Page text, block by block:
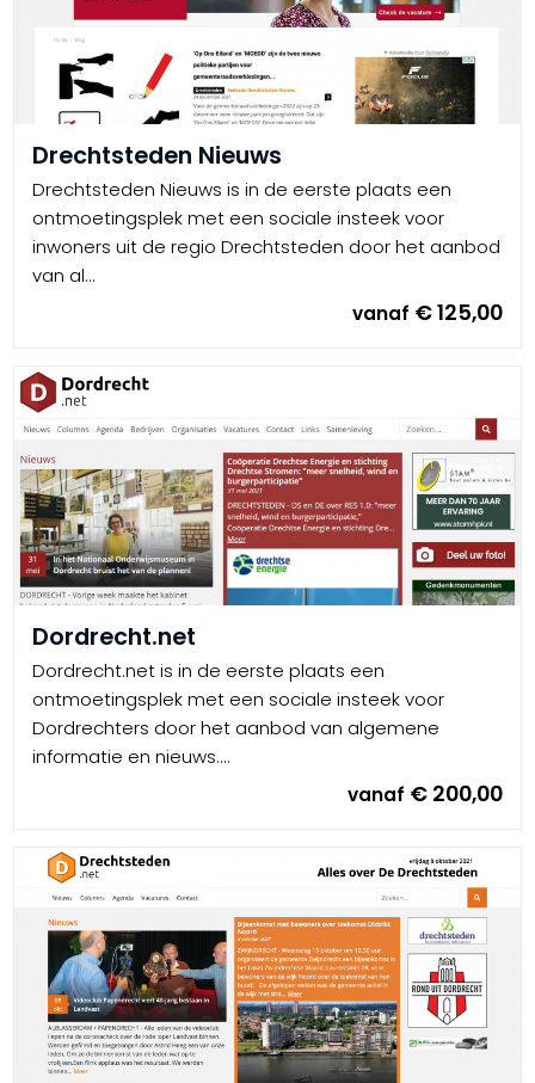
Drechtsteden Nieuws
Drechtsteden Nieuws is in de eerste plaats een
ontmoetingsplek met een sociale insteek voor
inwoners uit de regio Drechtsteden door het aanbod
van al...
vanaf € 125,00
Dordrecht.net
Dordrecht.net is in de eerste plaats een
ontmoetingsplek met een sociale insteek voor
Dordrechters door het aanbod van algemene
informatie en nieuws....
vanaf € 200,00